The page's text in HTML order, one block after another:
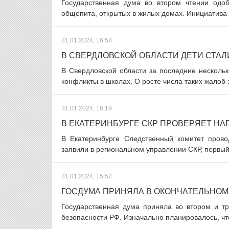
Государственная дума во втором чтении
общепита, открытых в жилых домах.
31.01.2024, 16:58
В СВЕРДЛОВСКОЙ ОБЛАСТИ ДЕТИ
В Свердловской области за последние
конфликты в школах. О росте числа таких
31.01.2024, 16:19
В ЕКАТЕРИНБУРГЕ СКР ПРОВЕРЯЕТ
В Екатеринбурге Следственный комитет
заявили в региональном управлении СКР,
31.01.2024, 15:52
ГОСДУМА ПРИНЯЛА В
Государственная дума приняла во втором и
безопасности РФ. Изначально планировалось,